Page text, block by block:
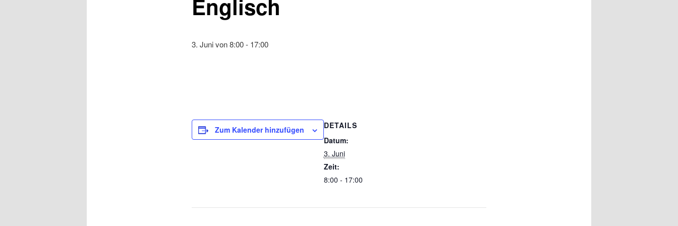
Englisch
3. Juni von 8:00- 17:00
Zum Kalender hinzufügen
DETAILS
Datum:
3. Juni
Zeit:
8:00 - 17:00